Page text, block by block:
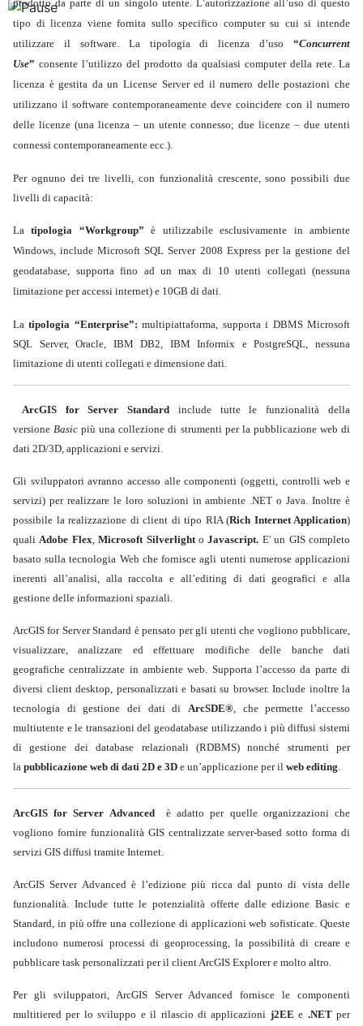
prodotto da parte di un singolo utente. L’autorizzazione all’uso di questo
tipo di licenza viene fornita sullo specifico computer su cui si intende
utilizzare il software. La tipologia di licenza d’uso “Concurrent
Use” consente l’utilizzo del prodotto da qualsiasi computer della rete. La
licenza è gestita da un License Server ed il numero delle postazioni che
utilizzano il software contemporaneamente deve coincidere con il numero
delle licenze (una licenza – un utente connesso; due licenze – due utenti
connessi contemporaneamente ecc.).
Per ognuno dei tre livelli, con funzionalità crescente, sono possibili due
livelli di capacità:
Latipologia “Workgroup” è utilizzabile esclusivamente in ambiente
Windows, include Microsoft SQL Server 2008 Express per la gestione del
geodatabase, supporta fino ad un max di 10 utenti collegati (nessuna
limitazione per accessi internet) e 10GB di dati.
Latipologia “Enterprise”:multipiattaforma, supporta i DBMS Microsoft
SQL Server, Oracle, IBM DB2, IBM Informix e PostgreSQL, nessuna
limitazione di utenti collegati e dimensione dati.
ArcGIS for Server Standard include tutte le funzionalità della
versione Basic più una collezione di strumenti per la pubblicazione web di
dati 2D/3D, applicazioni e servizi.
Gli sviluppatori avranno accesso alle componenti (oggetti, controlli web e
servizi) per realizzare le loro soluzioni in ambiente .NET o Java. Inoltre è
possibile la realizzazione di client di tipo RIA (Rich Internet Application)
quali Adobe Flex ,Microsoft SilverlightoJavascript. E' un GIS completo
basato sulla tecnologia Web che fornisce agli utenti numerose applicazioni
inerenti all’analisi, alla raccolta e all’editing di dati geografici e alla
gestione delle informazioni spaziali.
ArcGIS for Server Standard è pensato per gli utenti che vogliono pubblicare,
visualizzare, analizzare ed effettuare modifiche delle banche dati
geografiche centralizzate in ambiente web. Supporta l’accesso da parte di
diversi client desktop, personalizzati e basati su browser. Include inoltre la
tecnologia di gestione dei dati di ArcSDE® , che permette l’accesso
multiutente e le transazioni del geodatabase utilizzando i più diffusi sistemi
di gestione dei database relazionali (RDBMS) nonché strumenti per
la pubblicazione web di dati 2D e 3D e un’applicazione per il web editing
ArcGIS for Server Advanced è adatto per quelle organizzazioni che
vogliono fornire funzionalità GIS centralizzate server-based sotto forma di
servizi GIS diffusi tramite Internet.
ArcGIS Server Advanced è l’edizione più ricca dal punto di vista delle
funzionalità. Include tutte le potenzialità offerte dalle edizione Basic e
Standard, in più offre una collezione di applicazioni web sofisticate. Queste
includono numerosi processi di geoprocessing, la possibilità di creare e
pubblicare task personalizzati per il client ArcGIS Explorer e molto altro.
Per gli sviluppatori, ArcGIS Server Advanced fornisce le componenti
multitiered per lo sviluppo e il rilascio di applicazioni j2EE e .NETper